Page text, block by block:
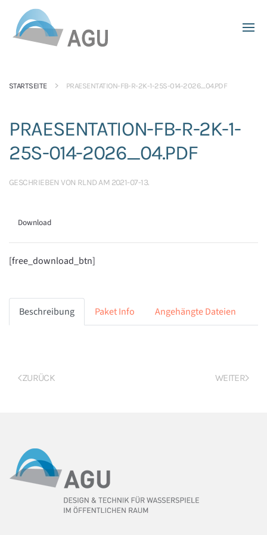
Skip to main content
STARTSEITE PRAESENTATION-FB-R-2K-1-25S-014-2026_04.PDF
PRAESENTATION-FB-R-2K-1-
25S-014-2026_04.PDF
GESCHRIEBEN VON RLNDAM 2021-07-13.
Download
[free_download_btn]
Beschreibung Paket Info Angehängte Dateien
ZURÜCK WEITER